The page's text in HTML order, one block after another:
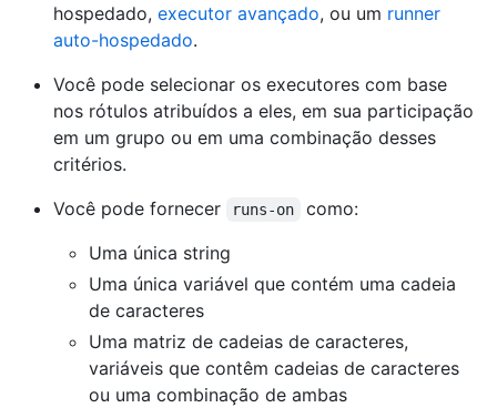
hospedado, executor avançado, ou um runner
auto-hospedado.
Você pode selecionar os executores com base
nos rótulos atribuídos a eles, em sua participação
em um grupo ou em uma combinação desses
critérios.
Você pode fornecer
runs-on
como:
Uma única string
Uma única variável que contém uma cadeia
de caracteres
Uma matriz de cadeias de caracteres,
variáveis que contêm cadeias de caracteres
ou uma combinação de ambas